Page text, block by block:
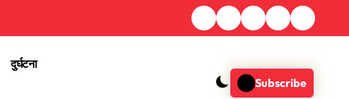
दुर्घटना
Subscribe